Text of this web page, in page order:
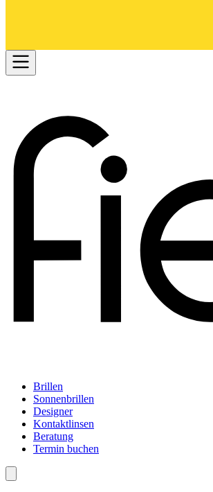
Brillen
Sonnenbrillen
Designer
Kontaktlinsen
Beratung
Termin buchen